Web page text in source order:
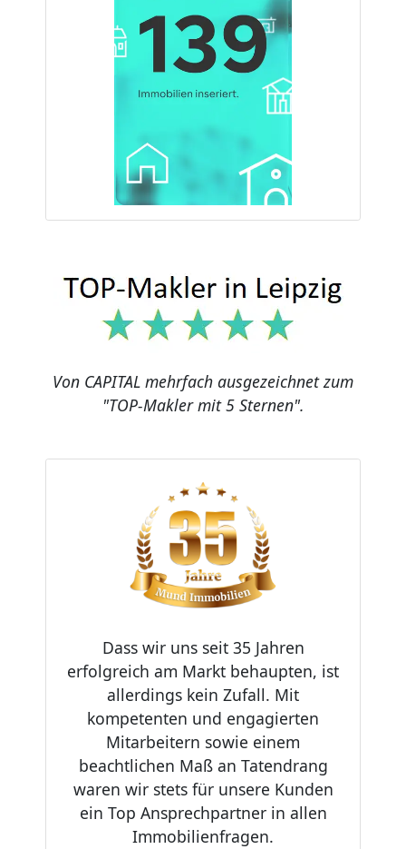
Von CAPITAL mehrfach ausgezeichnet zum
"TOP-Makler mit 5 Sternen".
Dass wir uns seit 35 Jahren
erfolgreich am Markt behaupten, ist
allerdings kein Zufall. Mit
kompetenten und engagierten
Mitarbeitern sowie einem
beachtlichen Maß an Tatendrang
waren wir stets für unsere Kunden
ein Top Ansprechpartner in allen
Immobilienfragen.